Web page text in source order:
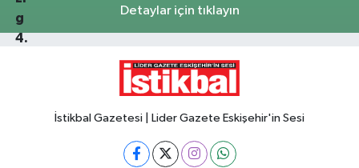
Detaylar için tıklayın
İstikbal Gazetesi | Lider Gazete Eskişehir'in Sesi